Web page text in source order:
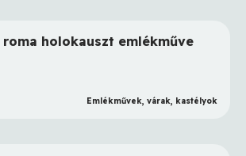
roma holokauszt emlékműve
Emlékművek, várak, kastélyok